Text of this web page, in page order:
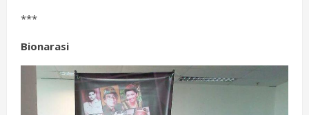
***
Bionarasi